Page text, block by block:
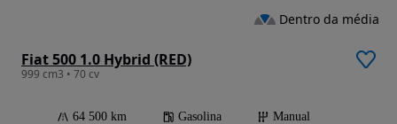
Fiat 500 1.0 Hybrid (RED)
999 cm3 • 70 cv
64 500 km Gasolina
Manual
Dentro da média